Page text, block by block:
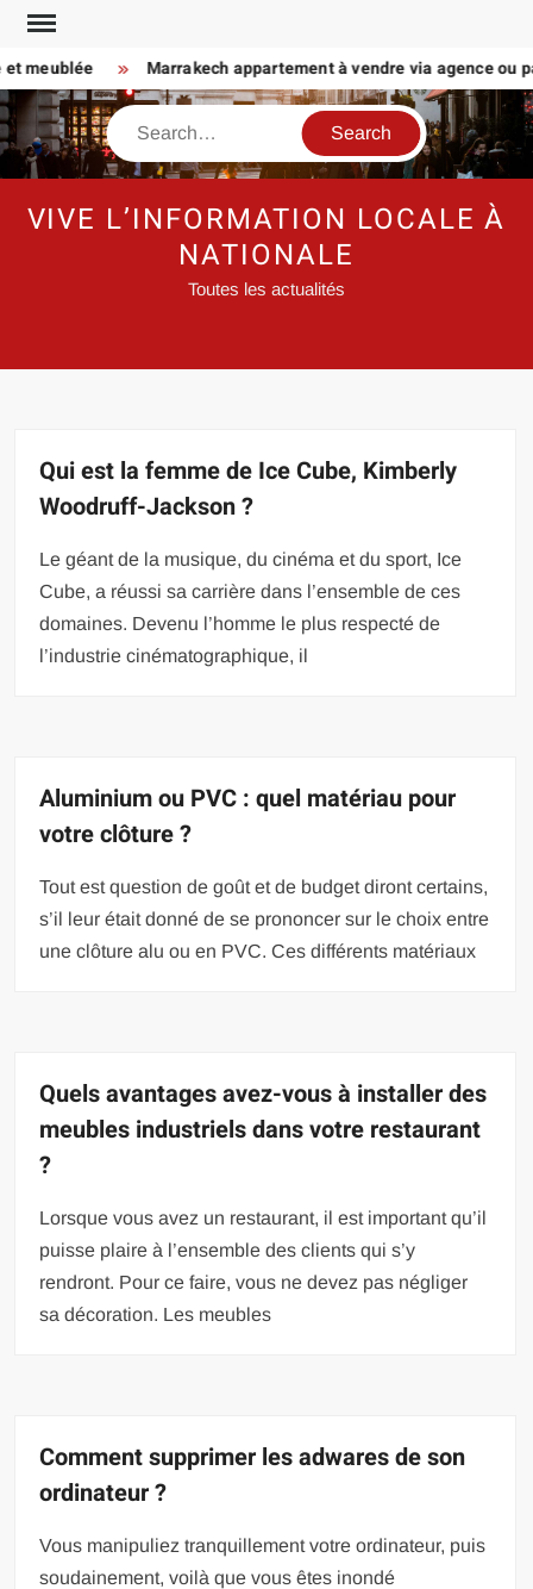
Skip
content
meublée Marrakech appartement à vendre via agence ou
Search
VIVE L’INFORMATION LOCALE À
NATIONALE
Toutes les actualités
Qui est la femme de Ice Cube, Kimberly
Woodruff-Jackson ?
Le géant de la musique, du cinéma et du sport, Ice
Cube, a réussi sa carrière dans l’ensemble de ces
domaines. Devenu l’homme le plus respecté de
l’industrie cinématographique, il
Aluminium ou PVC : quel matériau pour
votre clôture ?
Tout est question de goût et de budget diront certains,
s’il leur était donné de se prononcer sur le choix entre
une clôture alu ou en PVC. Ces différents matériaux
Quels avantages avez-vous à installer des
meubles industriels dans votre restaurant
?
Lorsque vous avez un restaurant, il est important qu’il
puisse plaire à l’ensemble des clients qui s’y
rendront. Pour ce faire, vous ne devez pas négliger
sa décoration. Les meubles
Comment supprimer les adwares de son
ordinateur ?
Vous manipuliez tranquillement votre ordinateur, puis
soudainement, voilà que vous êtes inondé